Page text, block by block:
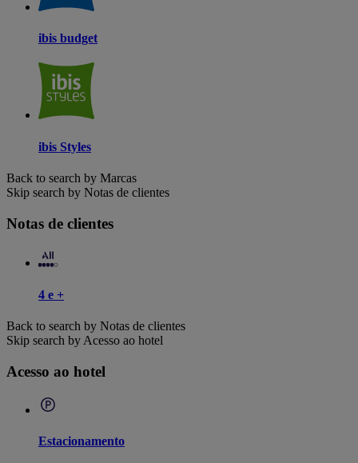
ibis budget
ibis Styles
Back to search by Marcas
Skip search by Notas de clientes
Notas de clientes
4 e +
Back to search by Notas de clientes
Skip search by Acesso ao hotel
Acesso ao hotel
Estacionamento